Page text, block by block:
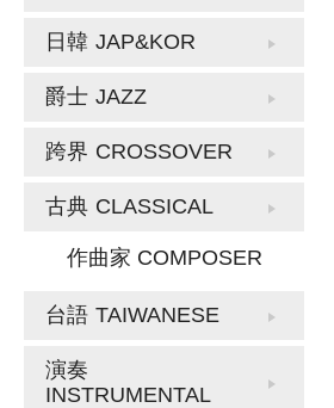
日韓 JAP&KOR
爵士 JAZZ
跨界 CROSSOVER
古典 CLASSICAL
作曲家 COMPOSER
台語 TAIWANESE
演奏
INSTRUMENTAL